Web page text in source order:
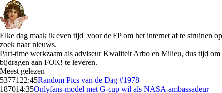
Elke dag maak ik even tijd voor de FP om het internet af te struinen op
zoek naar nieuws.
Part-time werkzaam als adviseur Kwaliteit Arbo en Milieu, dus tijd om
bijdragen aan FOK! te leveren.
Meest gelezen
53771 22:45Random Pics van de Dag #1978
187014:35Onlyfans-model met G-cup wil als NASA-ambassadeur